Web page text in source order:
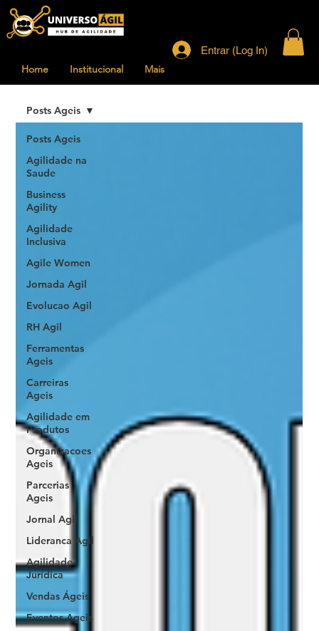
Home Institucional Mais
Entrar (Log In)
Posts Ageis
Agilidade na
Saude
Business
Agility
Agilidade
Inclusiva
Agile Women
Jornada Agil
Evolucao Agil
RH Agil
Ferramentas
Ageis
Carreiras
Ageis
Agilidade em
Produtos
Organizacoes
Ageis
Parcerias
Ageis
Jornal Agil
Lideranca Agil
Agilidade
Jurídica
Vendas Ágeis
Eventos Ageis
Posts Ageis